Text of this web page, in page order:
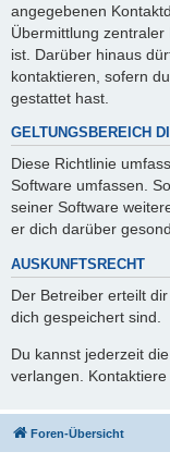
angegebenen
Übermittlung
ist. Darüber hinaus
kontaktieren, sofern
gestattet hast.
GELTUNGSBEREICH
Diese Richtlinie
Software umfassen.
seiner Software
er dich darüber
AUSKUNFTSRECHT
Der Betreiber erteilt
dich gespeichert sind.
Du kannst jederzeit
verlangen.
Foren-Übersicht